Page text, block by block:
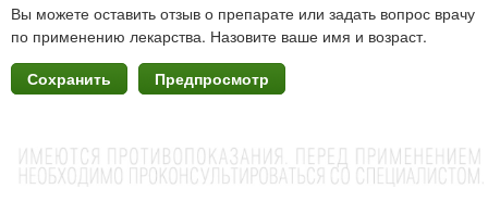
Вы можете оставить отзыв о препарате или задать вопрос врачу
по применению лекарства. Назовите ваше имя и возраст.